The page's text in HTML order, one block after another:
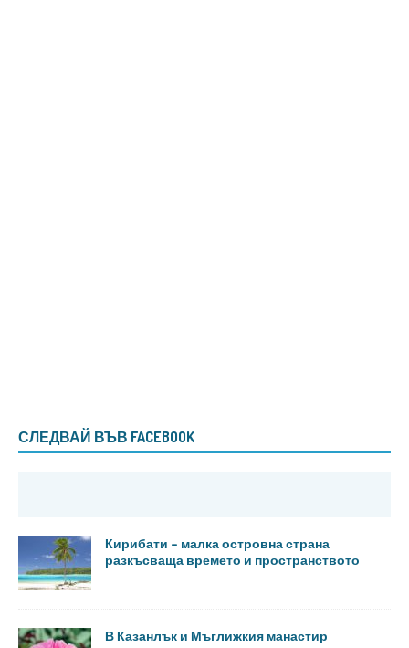
СЛЕДВАЙ ВЪВ FACEBOOK
Кирибати – малка островна страна
разкъсваща времето и пространството
В Казанлък и Мъглижкия манастир